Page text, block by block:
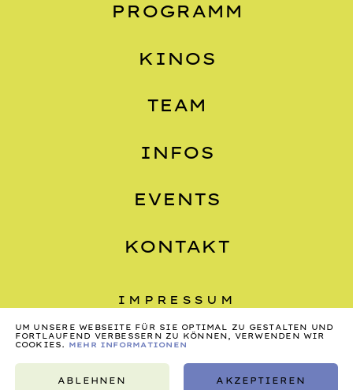
PROGRAMM
KINOS
TEAM
INFOS
EVENTS
KONTAKT
IMPRESSUM
DATENSCHUTZ
AGB
UM UNSERE WEBSEITE FÜR SIE OPTIMAL ZU GESTALTEN UND
FORTLAUFEND VERBESSERN ZU KÖNNEN, VERWENDEN WIR
COOKIES.
MEHR INFORMATIONEN
ABLEHNEN AKZEPTIEREN